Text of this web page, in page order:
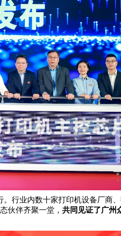
行业内数十家打印机设备厂商
伙伴齐聚一堂， 共同见证了广州